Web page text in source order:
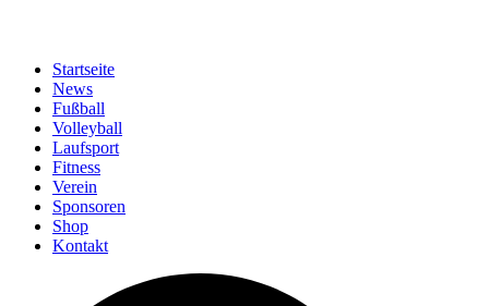
Startseite
News
Fußball
Volleyball
Laufsport
Fitness
Verein
Sponsoren
Shop
Kontakt